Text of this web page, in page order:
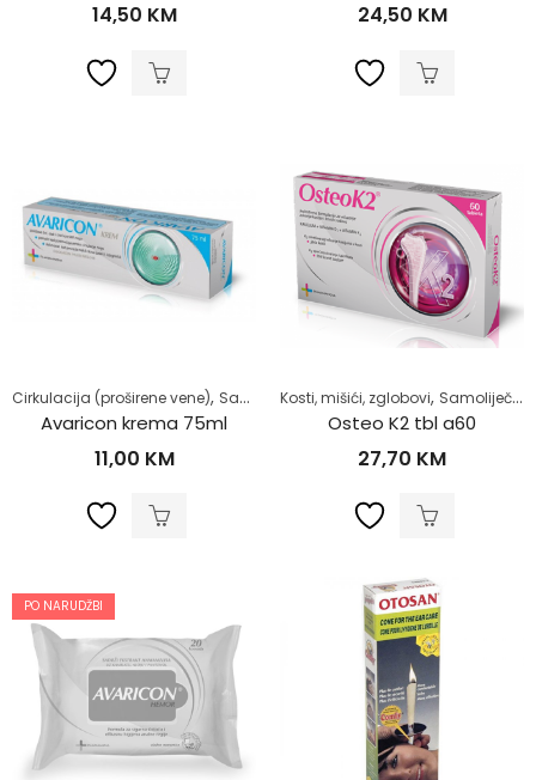
14,50 KM 24,50 KM
Cirkulacija (proširene vene), Samoliječenje ,Zdrav život
Avaricon krema 75ml
11,00 KM
Kosti, mišići, zglobovi, Samoliječenje
Osteo K2 tbl a60
27,70 KM
PO NARUDŽBI